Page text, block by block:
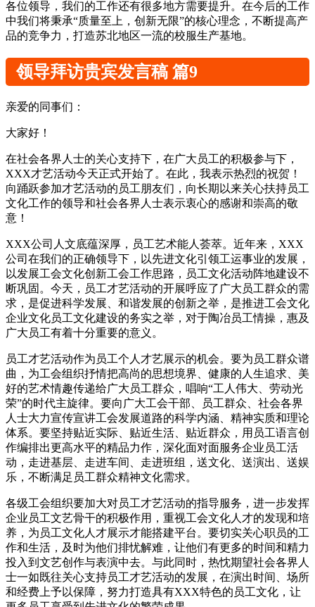
各位领导，我们的工作还有很多地方需要提升。在今后的工作
中我们将秉承“质量至上，创新无限”的核心理念，不断提高产
品的竞争力，打造苏北地区一流的校服生产基地。
领导拜访贵宾发言稿 篇9
亲爱的同事们：
大家好！
在社会各界人士的关心支持下，在广大员工的积极参与下，
XXX才艺活动今天正式开始了。在此，我表示热烈的祝贺！
向踊跃参加才艺活动的员工朋友们，向长期以来关心扶持员工
文化工作的领导和社会各界人士表示衷心的感谢和崇高的敬
意！
XXX公司人文底蕴深厚，员工艺术能人荟萃。近年来，XXX
公司在我们的正确领导下，以先进文化引领工运事业的发展，
以发展工会文化创新工会工作思路，员工文化活动阵地建设不
断巩固。今天，员工才艺活动的开展呼应了广大员工群众的需
求，是促进科学发展、和谐发展的创新之举，是推进工会文化
企业文化员工文化建设的务实之举，对于陶冶员工情操，惠及
广大员工有着十分重要的意义。
员工才艺活动作为员工个人才艺展示的机会。要为员工群众谱
曲，为工会组织抒情把高尚的思想境界、健康的人生追求、美
好的艺术情趣传递给广大员工群众，唱响“工人伟大、劳动光
荣”的时代主旋律。要向广大工会干部、员工群众、社会各界
人士大力宣传宣讲工会发展道路的科学内涵、精神实质和理论
体系。要坚持贴近实际、贴近生活、贴近群众，用员工语言创
作编排出更高水平的精品力作，深化面对面服务企业员工活
动，走进基层、走进车间、走进班组，送文化、送演出、送娱
乐，不断满足员工群众精神文化需求。
各级工会组织要加大对员工才艺活动的指导服务，进一步发挥
企业员工文艺骨干的积极作用，重视工会文化人才的发现和培
养，为员工文化人才展示才能搭建平台。要切实关心职员的工
作和生活，及时为他们排忧解难，让他们有更多的时间和精力
投入到文艺创作与表演中去。与此同时，热忱期望社会各界人
士一如既往关心支持员工才艺活动的发展，在演出时间、场所
和经费上予以保障，努力打造具有XXX特色的员工文化，让